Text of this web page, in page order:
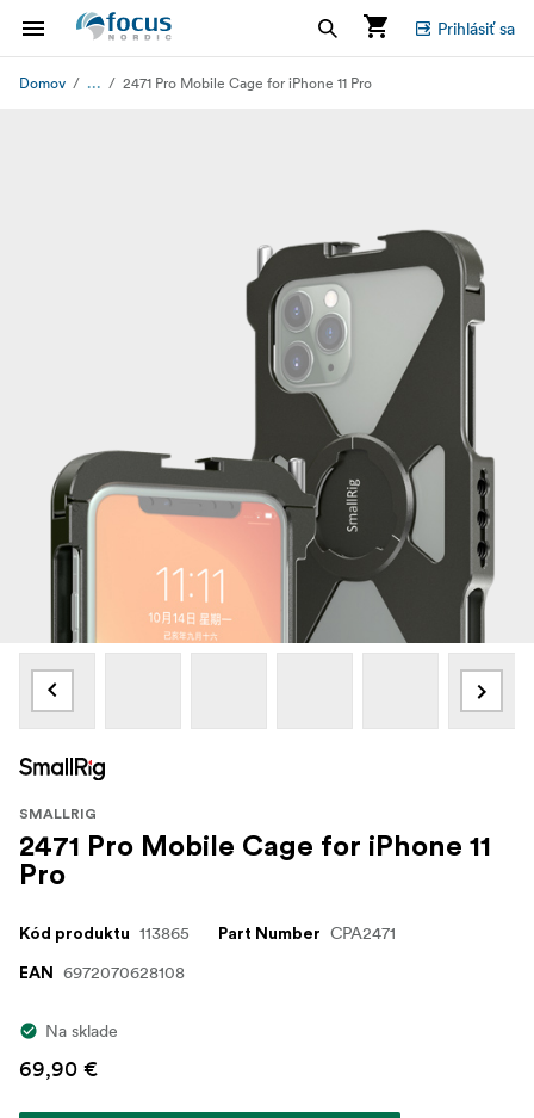
Prihlásiť sa
Domov ... 2471 Pro Mobile Cage for iPhone 11 Pro
SMALLRIG
2471 Pro Mobile Cage for iPhone 11
Pro
Kód produktu 113865 Part Number CPA2471
EAN 6972070628108
Na sklade
69,90 €